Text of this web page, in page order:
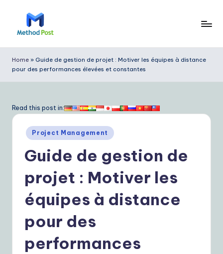
e
t
o
Home » Guide de gestion de projet : Motiver les équipes à distance
pour des performances élevées et constantes
Read this post in:
Posted
in
Project Management
Guide de gestion de
projet : Motiver les
équipes à distance
pour des
performances